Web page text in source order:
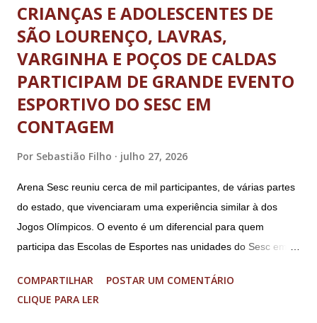
CRIANÇAS E ADOLESCENTES DE
SÃO LOURENÇO, LAVRAS,
VARGINHA E POÇOS DE CALDAS
PARTICIPAM DE GRANDE EVENTO
ESPORTIVO DO SESC EM
CONTAGEM
Por Sebastião Filho julho 27, 2026
Arena Sesc reuniu cerca de mil participantes, de várias partes
do estado, que vivenciaram uma experiência similar à dos
Jogos Olímpicos. O evento é um diferencial para quem
participa das Escolas de Esportes nas unidades do Sesc em
adolescentes. É isso que o Arena Sesc proporcionou para 165
integrantes das Escolas de Esportes do Sesc São Lourenço,
COMPARTILHAR
POSTAR UM COMENTÁRIO
CLIQUE PARA LER